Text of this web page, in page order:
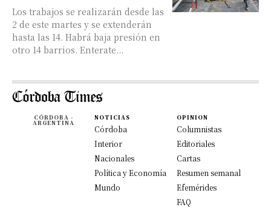
Los trabajos se realizarán desde las
2 de este martes y se extenderán
hasta las 14. Habrá baja presión en
otro 14 barrios. Enterate...
CÓRDOBA -
ARGENTINA
NOTICIAS
Córdoba
Interior
Nacionales
Política y Economía
Mundo
OPINION
Columnistas
Editoriales
Cartas
Resumen semanal
Efemérides
FAQ